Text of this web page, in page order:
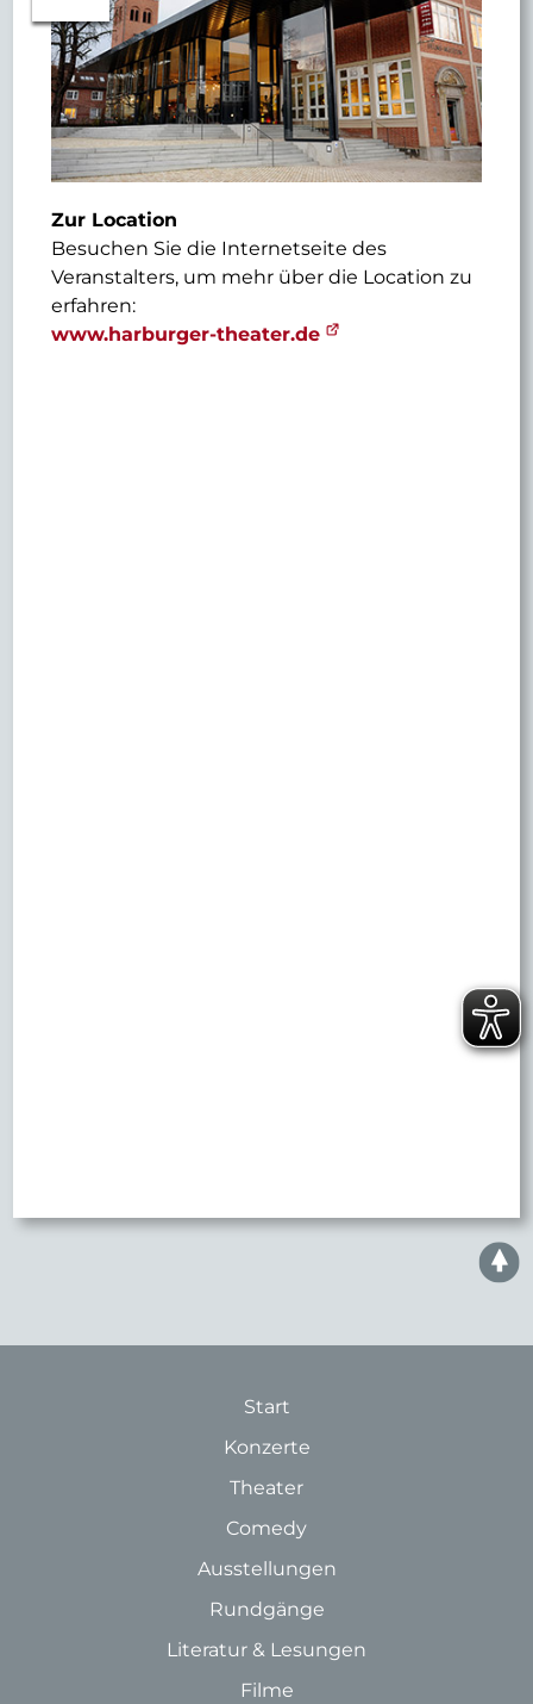
Zur Location
Besuchen Sie die Internetseite des
Veranstalters, um mehr über die Location zu
erfahren:
www.harburger-theater.de
Start
Konzerte
Theater
Comedy
Ausstellungen
Rundgänge
Literatur & Lesungen
Filme